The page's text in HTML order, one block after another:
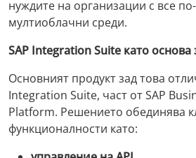
нуждите на организации с все
мултиоблачни среди.
SAP Integration Suite като основа
Основният продукт зад това
Integration Suite, част от SAP
Platform. Решението обединява
функционалности като: